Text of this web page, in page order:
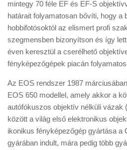
mintegy 70 féle EF és EF-S
határait folyamatosan bővíti, hogy a
hobbifotósoktól az elismert profi
szegmensben bizonyítson és így
éven keresztül a cserélhető
fényképezőgépek piacán
Az EOS rendszer 1987
EOS 650 modellel, amely akkor a
autófókuszos objektív nélküli vázak
között a világ első elektronikus
ikonikus fényképezőgép gyártása a
gyárában indult, mára pedig több